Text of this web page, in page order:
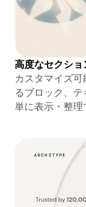
高度なセクショ
カスタマイズ
るブロック、
単に表示・整理